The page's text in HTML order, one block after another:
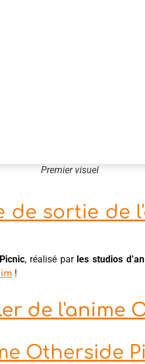
Premier visuel
de sortie de
, réalisé par les studios
!
de l'anime
Otherside